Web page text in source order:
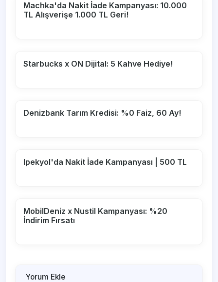
Machka'da Nakit İade Kampanyası: 10.000
TL Alışverişe 1.000 TL Geri!
Starbucks x ON Dijital: 5 Kahve Hediye!
Denizbank Tarım Kredisi: %0 Faiz, 60 Ay!
Ipekyol'da Nakit İade Kampanyası | 500 TL
MobilDeniz x Nustil Kampanyası: %20
İndirim Fırsatı
Yorum Ekle